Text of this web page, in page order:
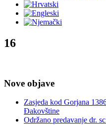
16
Nove objave
Zasjeda kod Gorjana
Đakovštine
Održano predavanje dr.